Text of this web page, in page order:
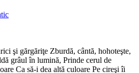
şi gărgăriţe Zburdă, cântă, hohoteşte,
grâul în lumină, Prinde cerul de
Ca să-i dea altă culoare Pe cireşi îi